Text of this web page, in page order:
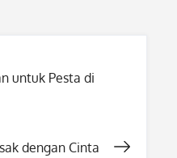
untuk Pesta di
dengan Cinta